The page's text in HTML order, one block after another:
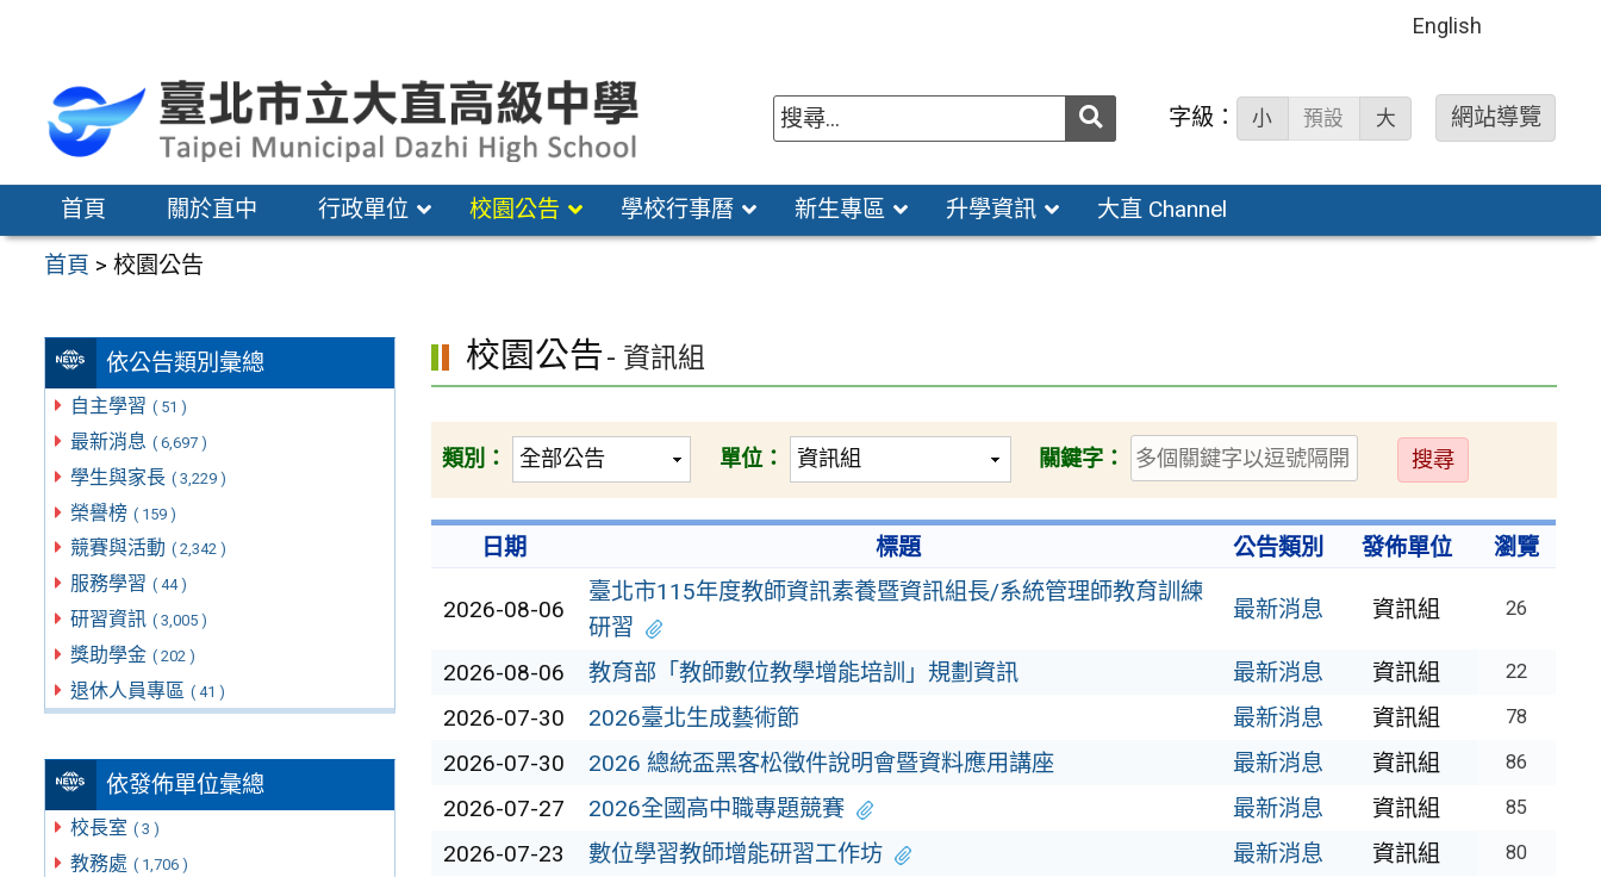
區
English
送出 字級： 小 預設 大 網站導覽
首頁 關於直中 行政單位 校園公告 學校行事曆 新生專區 升學資訊 大直 Channel
首頁 >校園公告
依公告類別彙總
自主學習 ( 51 )
最新消息 ( 6,697 )
學生與家長 ( 3,229 )
榮譽榜 ( 159 )
競賽與活動 ( 2,342 )
服務學習 ( 44 )
研習資訊 ( 3,005 )
獎助學金 ( 202 )
退休人員專區 ( 41 )
依發佈單位彙總
校長室 ( 3 )
教務處 ( 1,706 )
校園公告- 資訊組
類別： 單位： 關鍵字：
送
出
日期 標題 公告類別 發佈單位 瀏覽
2026-08-06
臺北市115年度教師資訊素養暨資訊組長/系統管理師教育訓練
研習
最新消息 資訊組 26
2026-08-06 教育部「教師數位教學增能培訓」規劃資訊 最新消息 資訊組 22
2026-07-30 2026臺北生成藝術節 最新消息 資訊組 78
2026-07-30 2026 總統盃黑客松徵件說明會暨資料應用講座 最新消息 資訊組 86
2026-07-27 2026全國高中職專題競賽 最新消息 資訊組 85
2026-07-23 數位學習教師增能研習工作坊 最新消息 資訊組 80